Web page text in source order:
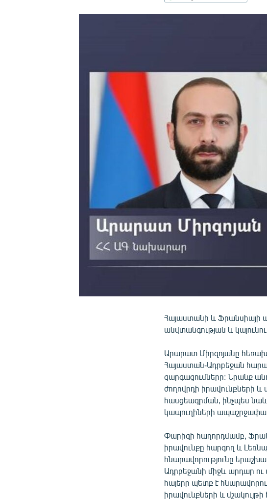
ՁԳՏԵԼՈՎ ԼԱՎԱԳՈՒՅՆԻՆ
Հայաստանի և Ֆրանսիայի
անվտանգության և
Արարատ Միրզոյանը
Հայաստան-Ադրբեջան
զարգացումները: Նրանք
ժողովրդի իրավունքների
հասցեագրման, ինչպես
կապուղիների
Փարիզի հաղորդմամբ,
իրավունքը հարգող և
հնարավորությունը
Ադրբեջանի միջև արդար ու
հայերը պետք է
իրավունքների և